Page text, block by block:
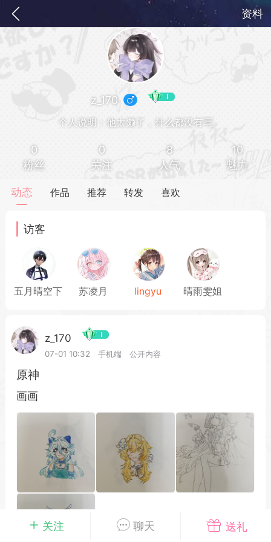
资料
萌新报道
100
04-03 16:49
电脑端 公开内容
2026⭐二次元宇宙⭐全新版
起开发的小伙伴们~
~直接看效果吧~
起开发属于大家的“二次元宇宙”
~为爱发电~持续更新~
关注 聊天 送礼
z_170
个人说明：他太懒了，什么都没有写
0
粉丝
0
关注
8
人气
10
魅力
动态 作品 推荐 转发 喜欢
访客
五月晴空下 苏凌月 lingyu 晴雨雯姐
z_170
07-01 10:32 手机端 公开内容
原神
画画